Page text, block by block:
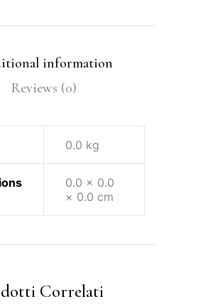
information
Reviews (0)
0.0 kg
0.0 × 0.0
× 0.0 cm
Correlati